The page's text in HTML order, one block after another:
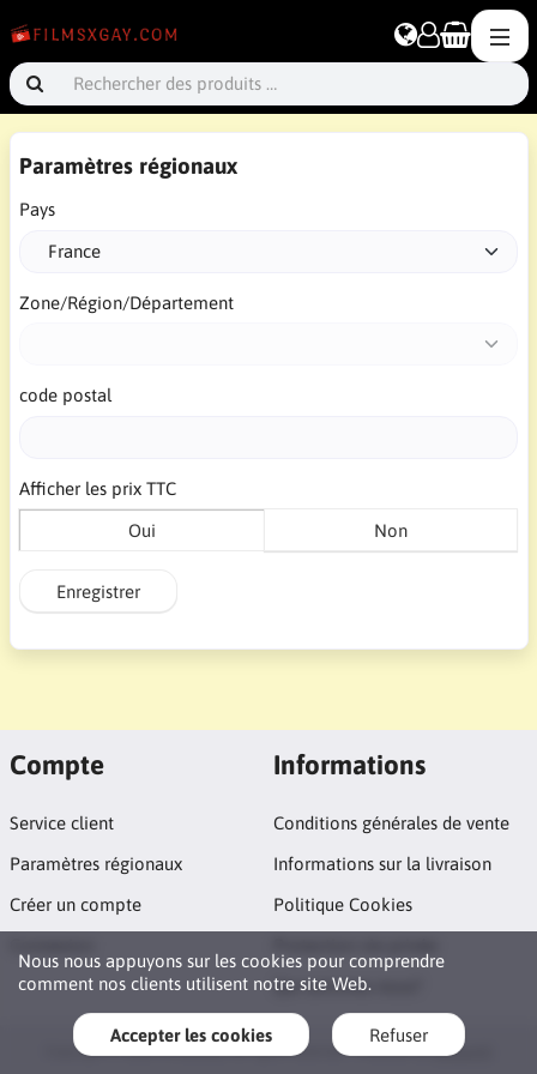
Paramètres régionaux
Pays
Zone/Région/Département
code postal
Afficher les prix TTC
Oui Non
Enregistrer
Nous nous appuyons sur les cookies pour comprendre
comment nos clients utilisent notre site Web.
Accepter les cookies Refuser
Compte
Service client
Paramètres régionaux
Créer un compte
Informations
Conditions générales de vente
Informations sur la livraison
Politique Cookies
Qui sommes nous?
Copyright © 2026 FilmsXGay. All rights reserved · Powered by LiteCart®